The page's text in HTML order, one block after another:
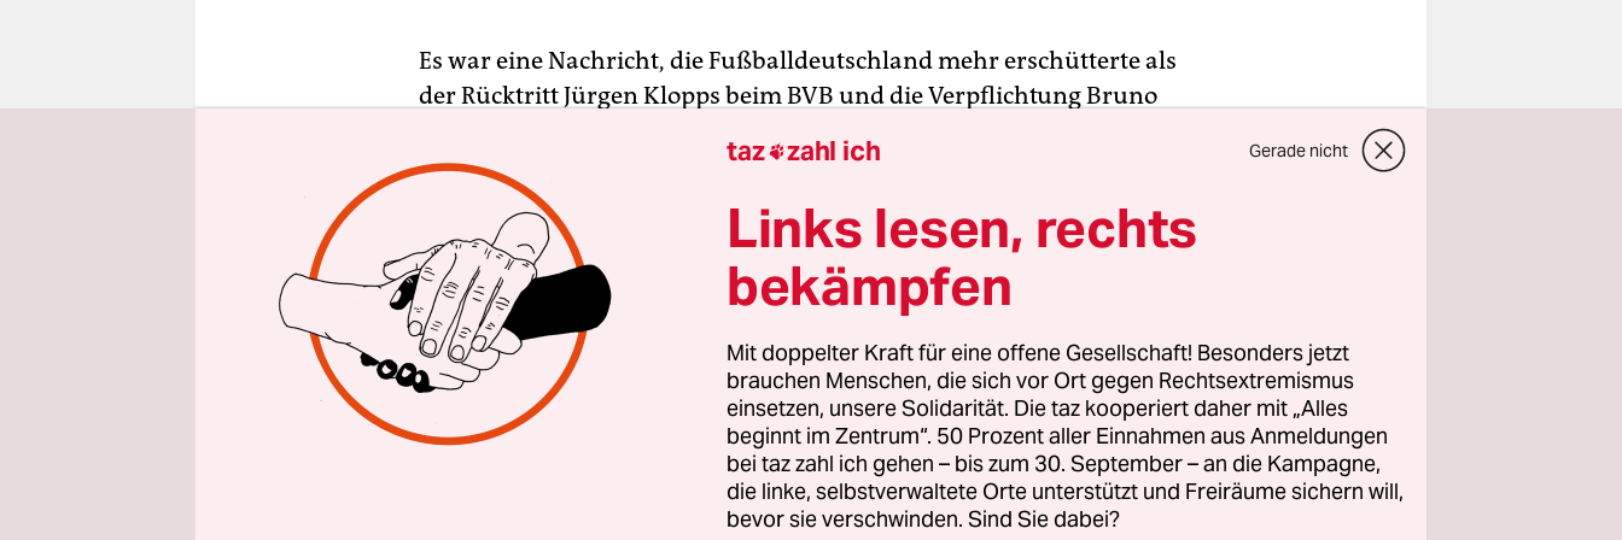
Es war eine Nachricht, die Fußballdeutschland mehr erschütterte als
der Rücktritt Jürgen Klopps beim BVB und die Verpflichtung Bruno
Wohlfahrt will nicht länger Mannschaftsarzt des FC Bayern München
sein. Von einem beschädigten Vertrauensverhältnis zwischen ihm und
Trainer Pep Guardiola ist die Rede, angeblich habe dieser den
Winnetou-Doppelgänger für Niederlagen und Verletzungen
verantwortlich gemacht. Ihn, der seit achtunddreißig Jahren der Arzt
war, dem die Bayern vertrauen, und der nur einmal für eine
komplizierte Operation an seiner Frisur pausieren musste.
Inzwischen geht „Mull“, wie ihn Tausende begeisterte Sportinvaliden
aus aller Welt nennen, wieder dem regulären Betrieb nach, kümmert
sich um die kleinen und großen Wehwehchen seiner Patienten. Mitten
taz zahl ich Gerade nicht
Links lesen, rechts
bekämpfen
Mit doppelter Kraft für eine offene Gesellschaft! Besonders jetzt
brauchen Menschen, die sich vor Ort gegen Rechtsextremismus
einsetzen, unsere Solidarität. Die taz kooperiert daher mit „Alles
beginnt im Zentrum“. 50 Prozent aller Einnahmen aus Anmeldungen
bei taz zahl ich gehen – bis zum 30. September – an die Kampagne,
die linke, selbstverwaltete Orte unterstützt und Freiräume sichern will,
bevor sie verschwinden. Sind Sie dabei?